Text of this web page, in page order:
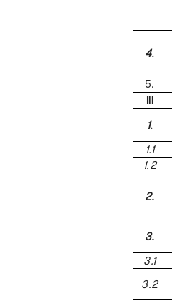
4.
5.
Ill
1.
1.1
1.2
2.
3.
3.1
3.2